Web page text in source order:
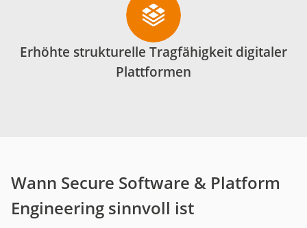
Erhöhte strukturelle Tragfähigkeit digitaler
Plattformen
Wann Secure Software & Platform
Engineering sinnvoll ist